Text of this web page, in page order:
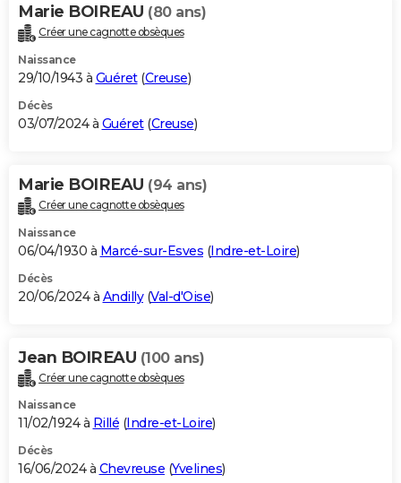
Marie BOIREAU (80 ans)
Créer une cagnotte obsèques
Naissance
29/10/1943 à Guéret(Creuse)
Décès
03/07/2024 à Guéret(Creuse)
Marie BOIREAU (94 ans)
Créer une cagnotte obsèques
Naissance
06/04/1930 à Marcé-sur-Esves (Indre-et-Loire)
Décès
20/06/2024 à Andilly(Val-d'Oise)
Jean BOIREAU (100 ans)
Créer une cagnotte obsèques
Naissance
11/02/1924 à Rillé (Indre-et-Loire)
Décès
16/06/2024 à Chevreuse (Yvelines)